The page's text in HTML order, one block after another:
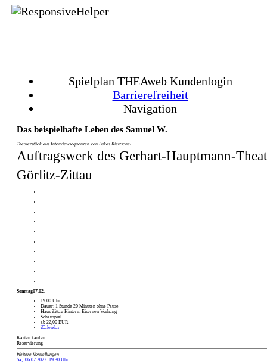
Spielplan THEAweb Kundenlogin
Barrierefreiheit
Navigation
Das beispielhafte Leben des Samuel W.
Theaterstück aus Interviewsequenzen von Lukas Rietzschel
Auftragswerk des Gerhart-Hauptmann-
Görlitz-Zittau
Sonntag07.02.
19:00 Uhr
Dauer: 1 Stunde 20 Minuten ohne Pause
Haus Zittau Hinterm Eisernen Vorhang
Schauspiel
ab 22,00 EUR
iCalendar
Karten kaufen
Reservierung
Weitere Vorstellungen
Sa,
06.02.2027 19:30 Uhr